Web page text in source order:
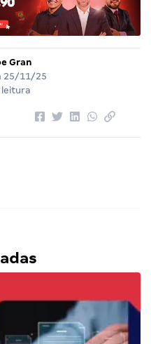
Gran
25/11/25
leitura